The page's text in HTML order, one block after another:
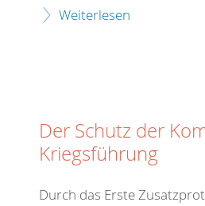
Weiterlesen
Der Schutz der
Kriegsführung
Durch das Erste